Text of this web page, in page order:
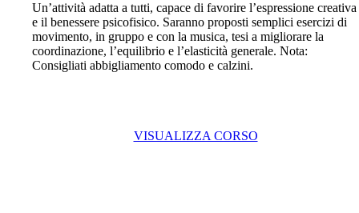
Un’attività adatta a tutti, capace di favorire l’espressione creativa
e il benessere psicofisico. Saranno proposti semplici esercizi di
movimento, in gruppo e con la musica, tesi a migliorare la
coordinazione, l’equilibrio e l’elasticità generale. Nota:
Consigliati abbigliamento comodo e calzini.
VISUALIZZA CORSO